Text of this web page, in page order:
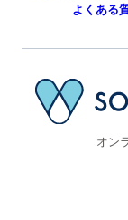
よくある
オン